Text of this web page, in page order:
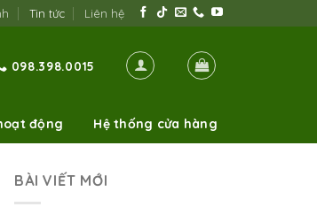
Tin tức Liên hệ
098.398.0015
động Hệ thống cửa hàng
BÀI VIẾT MỚI